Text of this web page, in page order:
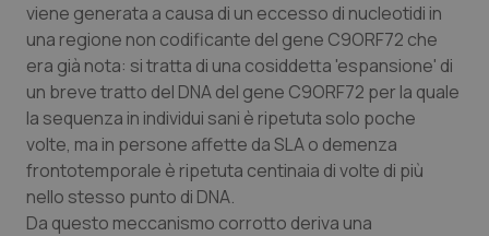
Marche
Molise
Piemonte
Provincia Autonoma di Bolzano
Donna & Salute
Epatiti
HIV
Infezioni & Febbre
viene generata a causa di un eccesso di nucleotidi in
una regione non codificante del gene C9ORF72 che
era già nota: si tratta di una cosiddetta 'espansione' di
un breve tratto del DNA del gene C9ORF72 per la quale
la sequenza in individui sani è ripetuta solo poche
volte, ma in persone affette da SLA o demenza
frontotemporale è ripetuta centinaia di volte di più
nello stesso punto di DNA.
Da questo meccanismo corrotto deriva una